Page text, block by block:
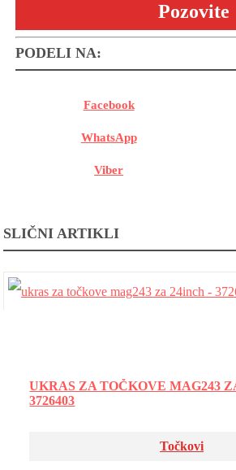
Pozovite
PODELI NA:
Facebook
WhatsApp
Viber
SLIČNI ARTIKLI
UKRAS ZA TOČKOVE MAG243
3726403
Točkovi